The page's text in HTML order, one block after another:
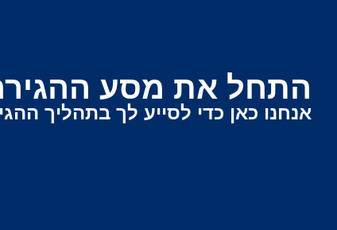
התחל את מסע
אנחנו כאן כדי לסייע לך בתהליך